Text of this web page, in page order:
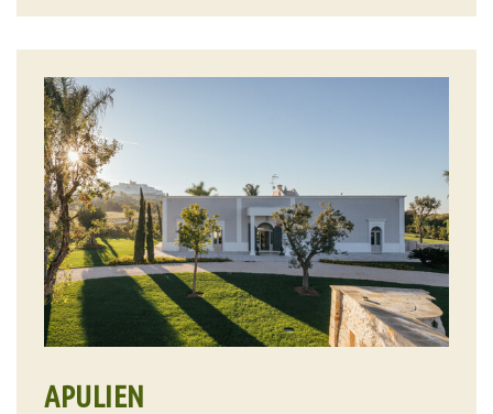
APULIEN